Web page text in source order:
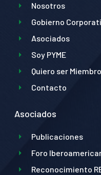
Nosotros
Gobierno
Asociados
Soy PYME
Quiero ser Miembro
Contacto
Asociados
Publicaciones
Foro
Reconocimiento